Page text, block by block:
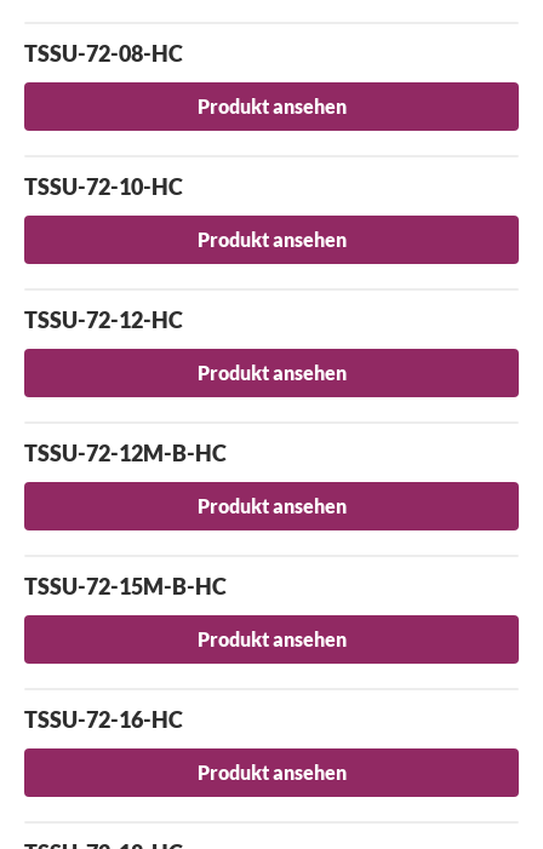
TSSU-72-08-HC
Produkt ansehen
TSSU-72-10-HC
Produkt ansehen
TSSU-72-12-HC
Produkt ansehen
TSSU-72-12M-B-HC
Produkt ansehen
TSSU-72-15M-B-HC
Produkt ansehen
TSSU-72-16-HC
Produkt ansehen